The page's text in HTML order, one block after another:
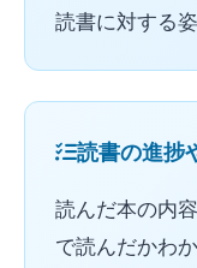
読書に対する
読書の進捗
読んだ本の内
で読んだかわ